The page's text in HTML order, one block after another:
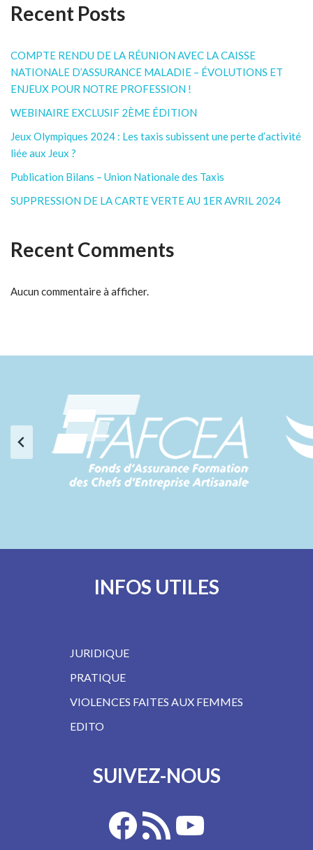
Recent Posts
COMPTE RENDU DE LA RÉUNION AVEC LA CAISSE
NATIONALE D’ASSURANCE MALADIE – ÉVOLUTIONS ET
ENJEUX POUR NOTRE PROFESSION !
WEBINAIRE EXCLUSIF 2ÈME ÉDITION
Jeux Olympiques 2024 : Les taxis subissent une perte d’activité
liée aux Jeux ?
Publication Bilans – Union Nationale des Taxis
SUPPRESSION DE LA CARTE VERTE AU 1ER AVRIL 2024
Recent Comments
Aucun commentaire à afficher.
INFOS UTILES
JURIDIQUE
PRATIQUE
VIOLENCES FAITES AUX FEMMES
EDITO
SUIVEZ-NOUS